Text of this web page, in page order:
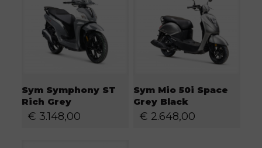
Sym Symphony ST
Rich Grey
€ 3.148,00
Sym Mio 50i Space
Grey Black
€ 2.648,00